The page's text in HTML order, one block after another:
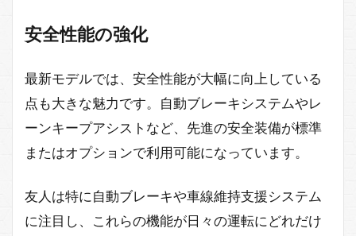
安全性能の強化
最新モデルでは、安全性能が大幅に向上している
点も大きな魅力です。自動ブレーキシステムやレ
ーンキープアシストなど、先進の安全装備が標準
またはオプションで利用可能になっています。
友人は特に自動ブレーキや車線維持支援システム
に注目し、これらの機能が日々の運転にどれだけ